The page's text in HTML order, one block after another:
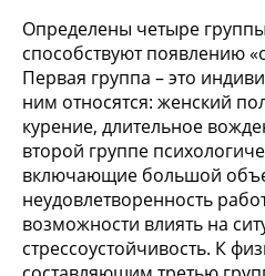
Определены четыре
способствуют появлению
Первая группа – это
ним относятся: женский
курение, длительное
второй группе
включающие большой
неудовлетворенность
возможности влиять на
стрессоустойчивость. К